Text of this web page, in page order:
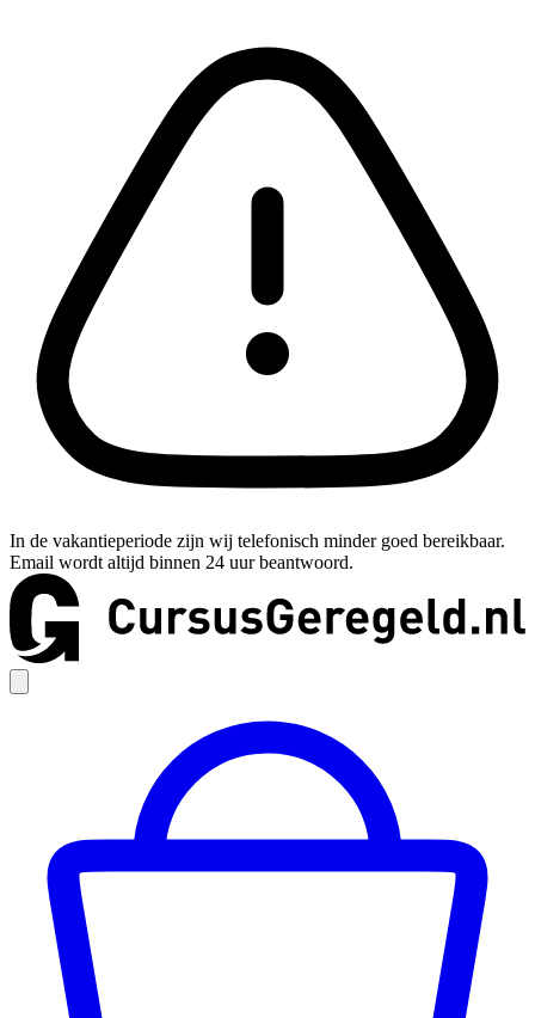
In de vakantieperiode zijn wij telefonisch minder goed bereikbaar.
Email wordt altijd binnen 24 uur beantwoord.